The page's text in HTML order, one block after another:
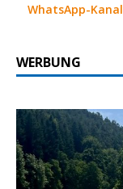
WhatsApp-Kanal
WERBUNG